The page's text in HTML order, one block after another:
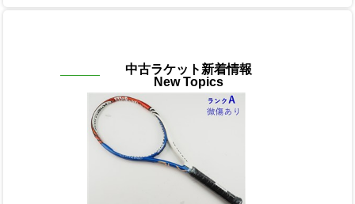
中古ラケット新着情報
New Topics